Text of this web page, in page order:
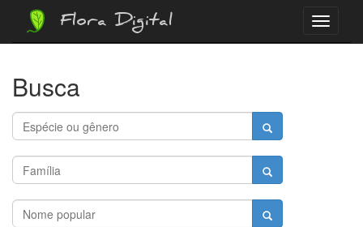
Menu
Flora Digital
Busca